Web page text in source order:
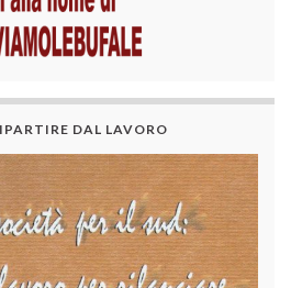
DAL LAVORO